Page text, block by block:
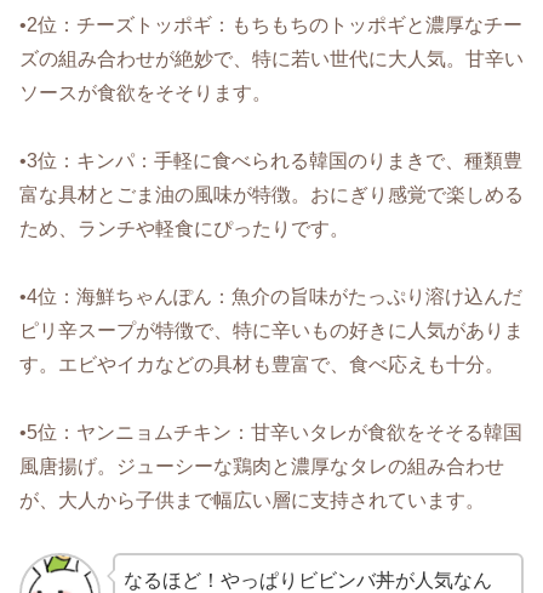
•2位：チーズトッポギ：もちもちのトッポギと濃厚なチー
ズの組み合わせが絶妙で、特に若い世代に大人気。甘辛い
ソースが食欲をそそります。
•3位：キンパ：手軽に食べられる韓国のりまきで、種類豊
富な具材とごま油の風味が特徴。おにぎり感覚で楽しめる
ため、ランチや軽食にぴったりです。
•4位：海鮮ちゃんぽん：魚介の旨味がたっぷり溶け込んだ
ピリ辛スープが特徴で、特に辛いもの好きに人気がありま
す。エビやイカなどの具材も豊富で、食べ応えも十分。
•5位：ヤンニョムチキン：甘辛いタレが食欲をそそる韓国
風唐揚げ。ジューシーな鶏肉と濃厚なタレの組み合わせ
が、大人から子供まで幅広い層に支持されています。
なるほど！やっぱりビビンバ丼が人気なん